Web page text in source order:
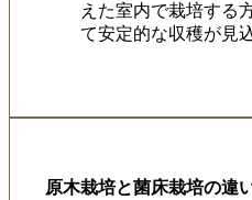
えた室内で栽培する
て安定的な収穫が見
原木栽培と菌床栽培の違